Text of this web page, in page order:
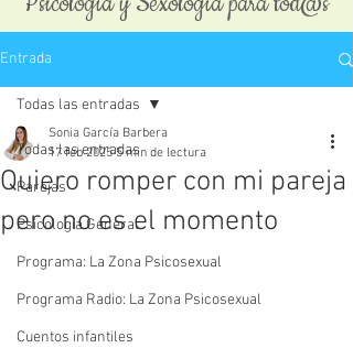
Entrada
Todas las entradas
Parejas
Psicología General
Programa: La Zona Psicosexual
Programa Radio: La Zona Psicosexual
Cuentos infantiles
Todas las entradas
Quiero romper con mi pareja
pero no es el momento
Sonia García Barbera
17 feb 2025 5 min de lectura